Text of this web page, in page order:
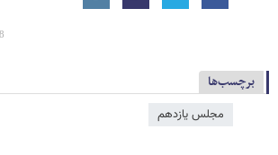
برچسب‌ها
مجلس یازدهم